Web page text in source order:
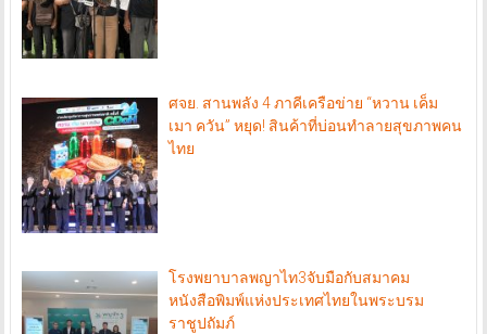
ศจย. สานพลัง 4 ภาคีเครือข่าย “หวาน เค็ม
เมา ควัน” หยุด! สินค้าที่บ่อนทำลายสุขภาพคน
ไทย
โรงพยาบาลพญาไท3จับมือกับสมาคม
หนังสือพิมพ์แห่งประเทศไทยในพระบรม
ราชูปถัมภ์